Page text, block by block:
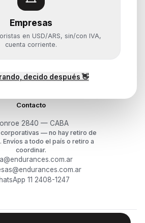
Empresas
en USD/ARS, sin/con IVA,
cuenta corriente.
decido después 👋
Ayuda
Mis pedidos
querés comprar?
Contacto
2840 — CABA
— no hay retiro de
Envíos a todo el país o retiro a
coordinar.
11 2408-1247